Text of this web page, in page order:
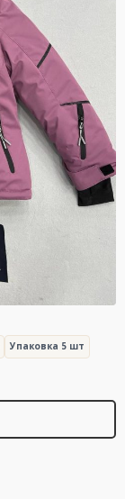
Упаковка 5 шт